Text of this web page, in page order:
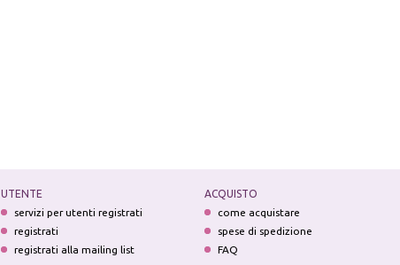
UTENTE
servizi per utenti registrati
registrati
registrati alla mailing list
ACQUISTO
come acquistare
spese di spedizione
FAQ